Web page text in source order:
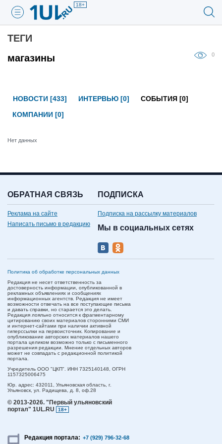
18+
ТЕГИ
магазины
0
НОВОСТИ [433] ИНТЕРВЬЮ [0]
СОБЫТИЯ [0]
КОМПАНИИ [0]
Нет данных
ОБРАТНАЯ СВЯЗЬ
Реклама на сайте
Написать письмо в редакцию
ПОДПИСКА
Подписка на рассылку материалов
Мы в социальных сетях
Политика об обработке персональных данных
Редакция не несет ответственность за
достоверность информации, опубликованной в
рекламных объявлениях и сообщениях
информационных агентств. Редакция не имеет
возможности отвечать на все поступающие письма
и давать справки, но старается это делать.
Редакция лояльно относится к фрагментарному
цитированию своих материалов сторонними СМИ
и интернет-сайтами при наличии активной
гиперссылки на первоисточник. Копирование и
опубликование авторских материалов нашего
портала целиком возможно только с письменного
разрешения редакции. Мнение отдельных авторов
может не совпадать с редакционной политикой
портала.
Учредитель ООО "ЦКП". ИНН 7325140148, ОГРН
1157325006475
Юр. адрес: 432011, Ульяновская область, г.
Ульяновск, ул. Радищева, д. 8, оф.28
© 2013-2026. "Первый ульяновский
портал" 1UL.RU
18+
Редакция портала: +7 (929) 796-32-68